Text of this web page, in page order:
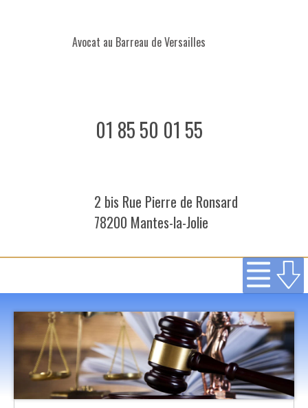
Avocat au Barreau de Versailles
01 85 50 01 55
2 bis Rue Pierre de Ronsard
78200 Mantes-la-Jolie